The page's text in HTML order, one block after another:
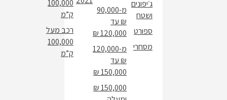
ג׳יפונים
ושטח
ספורט
מסחרי
מ-90,000
₪ עד
120,000 ₪
מ-120,000
₪ עד
150,000 ₪
150,000 ₪
100,000
ק”מ
רכב מעל
100,000
ק”מ